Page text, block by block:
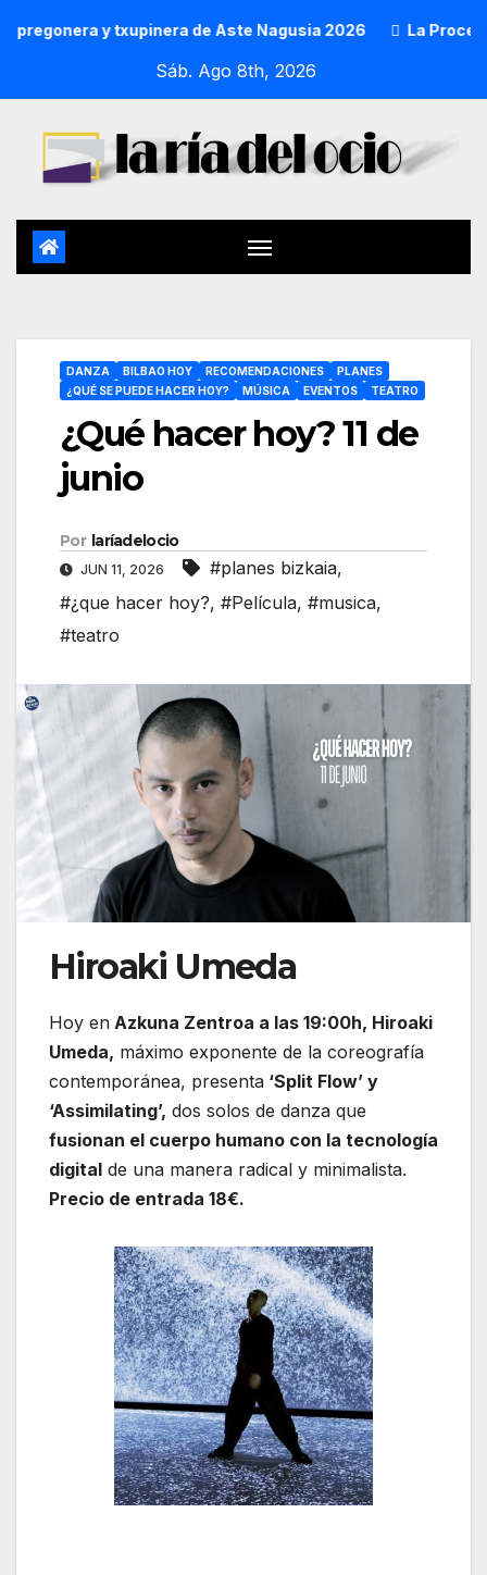
y txupinera de Aste Nagusia 2026 La Procesión
Sáb. Ago 8th, 2026
DANZA BILBAO HOY RECOMENDACIONES
PLANES
¿QUÉ SE PUEDE HACER HOY?
MÚSICA EVENTOS TEATRO
¿Qué hacer hoy? 11 de
junio
Por laríadelocio
JUN 11, 2026 #planes bizkaia,
#¿que hacer hoy?, #Película, #musica,
#teatro
Hiroaki Umeda
Hoy en Azkuna Zentroa a las 19:00h, Hiroaki
Umeda, máximo exponente de la coreografía
contemporánea, presenta ‘Split Flow’ y
‘Assimilating’, dos solos de danza que
fusionan el cuerpo humano con la tecnología
digital de una manera radical y minimalista.
Precio de entrada 18€.